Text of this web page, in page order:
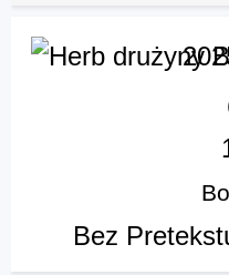
Bez